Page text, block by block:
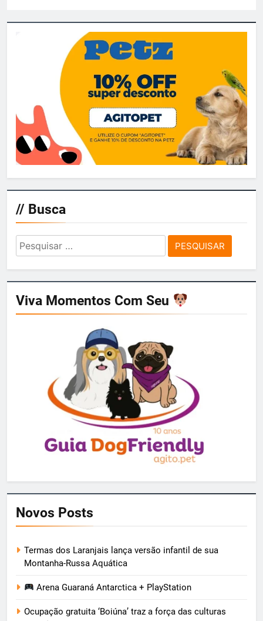
// Busca
Pesquisar
por:
Viva Momentos Com Seu
Novos Posts
Termas dos Laranjais lança versão infantil de sua
Montanha-Russa Aquática
Arena Guaraná Antarctica + PlayStation
Ocupação gratuita ‘Boiúna’ traz a força das culturas